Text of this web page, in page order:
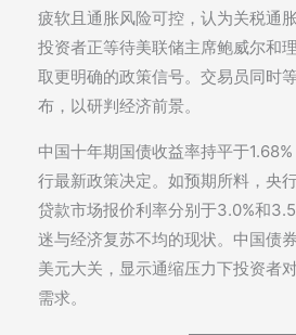
疲软且通胀风险可控，认为关税通
投资者正等待美联储主席鲍威尔和
取更明确的政策信号。交易员同时
布，以研判经济前景。
中国十年期国债收益率持平于
行最新政策决定。如预期所料，央
贷款市场报价利率分别于3.0%和
迷与经济复苏不均的现状。中国债
美元大关，显示通缩压力下投资者
需求。